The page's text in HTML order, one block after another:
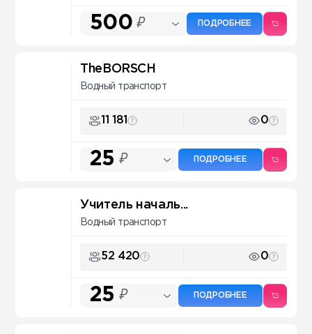
500 ₽ ПОДРОБНЕЕ
TheBORSCH
Водный транспорт
11 181 0
25 ₽ ПОДРОБНЕЕ
Учитель началь...
Водный транспорт
52 420 0
25 ₽ ПОДРОБНЕЕ